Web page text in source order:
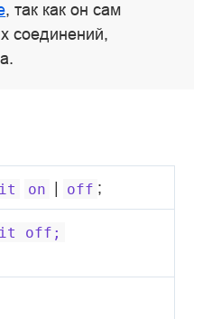
, так как он сам
соединений,
on | off ;
off;